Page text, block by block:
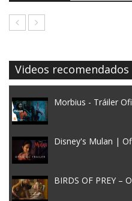
Videos recomendados
Morbius - Tráiler
Disney's Mulan |
BIRDS OF PREY –